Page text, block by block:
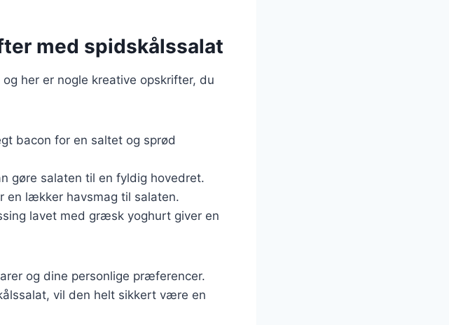
med spidskålssalat
her er nogle kreative opskrifter, du
bacon for en saltet og sprød
gøre salaten til en fyldig hovedret.
en lækker havsmag til salaten.
lavet med græsk yoghurt giver en
og dine personlige præferencer.
vil den helt sikkert være en